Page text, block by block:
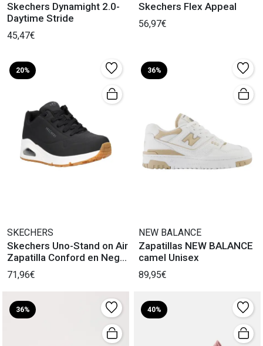
Skechers Dynamight 2.0-
Daytime Stride
45,47€
Skechers Flex Appeal
56,97€
20%
SKECHERS
Skechers Uno-Stand on Air
Zapatilla Conford en Negro
Mujer
71,96€
36%
NEW BALANCE
Zapatillas NEW BALANCE
camel Unisex
89,95€
36% 40%